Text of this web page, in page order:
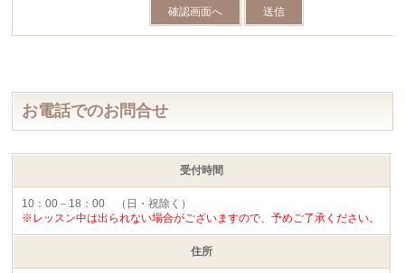
お電話でのお問合せ
受付時間
10：00－18：00 （日・祝除く）
※レッスン中は出られない場合がございますので、予めご了承ください。
住所